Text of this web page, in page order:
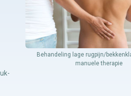
Behandeling lage rugpijn/
manuele therapie